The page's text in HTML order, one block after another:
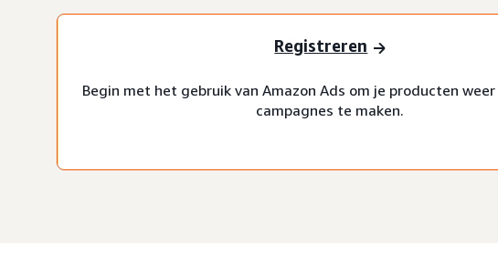
Registreren
Begin met het gebruik van Amazon Ads om je producten
campagnes te maken.